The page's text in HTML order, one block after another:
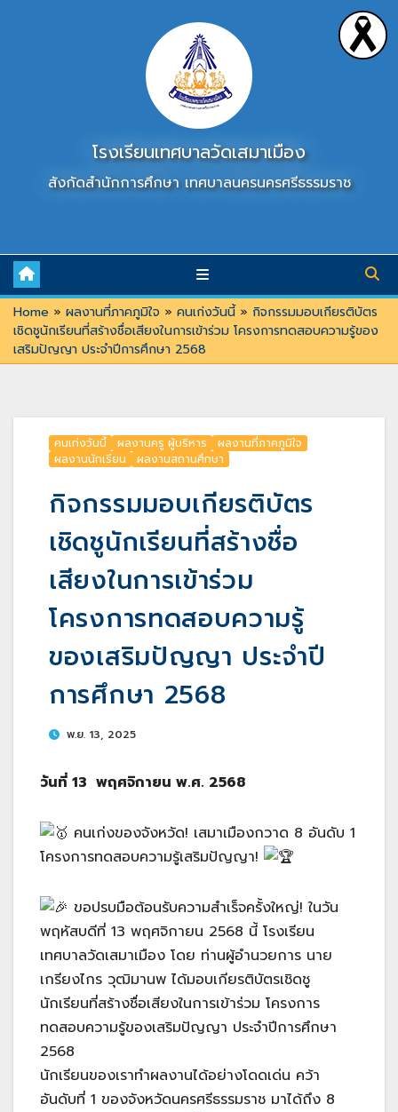
โรงเรียนเทศบาลวัดเสมาเมือง
สังกัดสำนักการศึกษา เทศบาลนครนครศรีธรรมราช
Home » ผลงานที่ภาคภูมิใจ » คนเก่งวันนี้» กิจกรรมมอบเกียรติบัตร
เชิดชูนักเรียนที่สร้างชื่อเสียงในการเข้าร่วม โครงการทดสอบความรู้ของ
เสริมปัญญา ประจำปีการศึกษา 2568
คนเก่งวันนี้ ผลงานครู ผู้บริหาร
ผลงานที่ภาคภูมิใจ
ผลงานนักเรียน
ผลงานสถานศึกษา
กิจกรรมมอบเกียรติบัตร
เชิดชูนักเรียนที่สร้างชื่อ
เสียงในการเข้าร่วม
โครงการทดสอบความรู้
ของเสริมปัญญา ประจำปี
การศึกษา 2568
พ.ย. 13, 2025
วันที่ 13 พฤศจิกายน พ.ศ. 2568
คนเก่งของจังหวัด! เสมาเมืองกวาด 8 อันดับ 1
โครงการทดสอบความรู้เสริมปัญญา!
ขอปรบมือต้อนรับความสำเร็จครั้งใหญ่! ในวัน
พฤหัสบดีที่ 13 พฤศจิกายน 2568 นี้ โรงเรียน
เทศบาลวัดเสมาเมือง โดย ท่านผู้อำนวยการ นาย
เกรียงไกร วุฒิมานพ ได้มอบเกียรติบัตรเชิดชู
นักเรียนที่สร้างชื่อเสียงในการเข้าร่วม โครงการ
ทดสอบความรู้ของเสริมปัญญา ประจำปีการศึกษา
2568
นักเรียนของเราทำผลงานได้อย่างโดดเด่น คว้า
อันดับที่ 1 ของจังหวัดนครศรีธรรมราช มาได้ถึง 8